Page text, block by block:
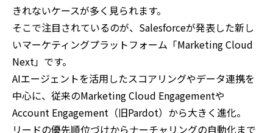
きれないケースが多く見られます。
そこで注目されているのが、Salesforceが発表した新し
いマーケティングプラットフォーム「Marketing Cloud
Next」です。
AIエージェントを活用したスコアリングやデータ連携を
中心に、従来のMarketing Cloud Engagementや
Account Engagement（旧Pardot）から大きく進化。
リードの優先順位づけからナーチャリングの自動化まで